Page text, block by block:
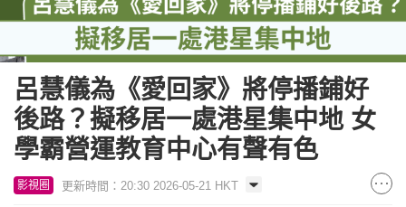
呂慧儀為《愛回家》將停播鋪好
後路？擬移居一處港星集中地 女
學霸營運教育中心有聲有色
影視圈 更新時間：20:30 2026-05-21 HKT